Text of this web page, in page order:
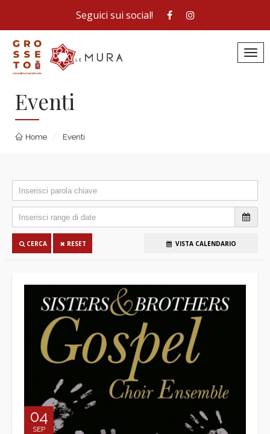
Seguici sui social!
Eventi
Home Eventi
CERCA RESET VISTA CALENDARIO
04
SEP